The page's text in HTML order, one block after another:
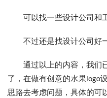
可以找一些设计公司和工
不过还是找设计公司好一
通过以上的内容，我们已
了，在做有创意的水果logo
思路去考虑问题，具体的可